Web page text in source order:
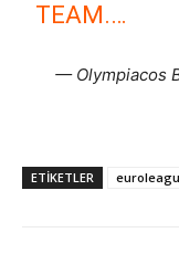
TEAM.…
— Olympiacos
ETIKETLER